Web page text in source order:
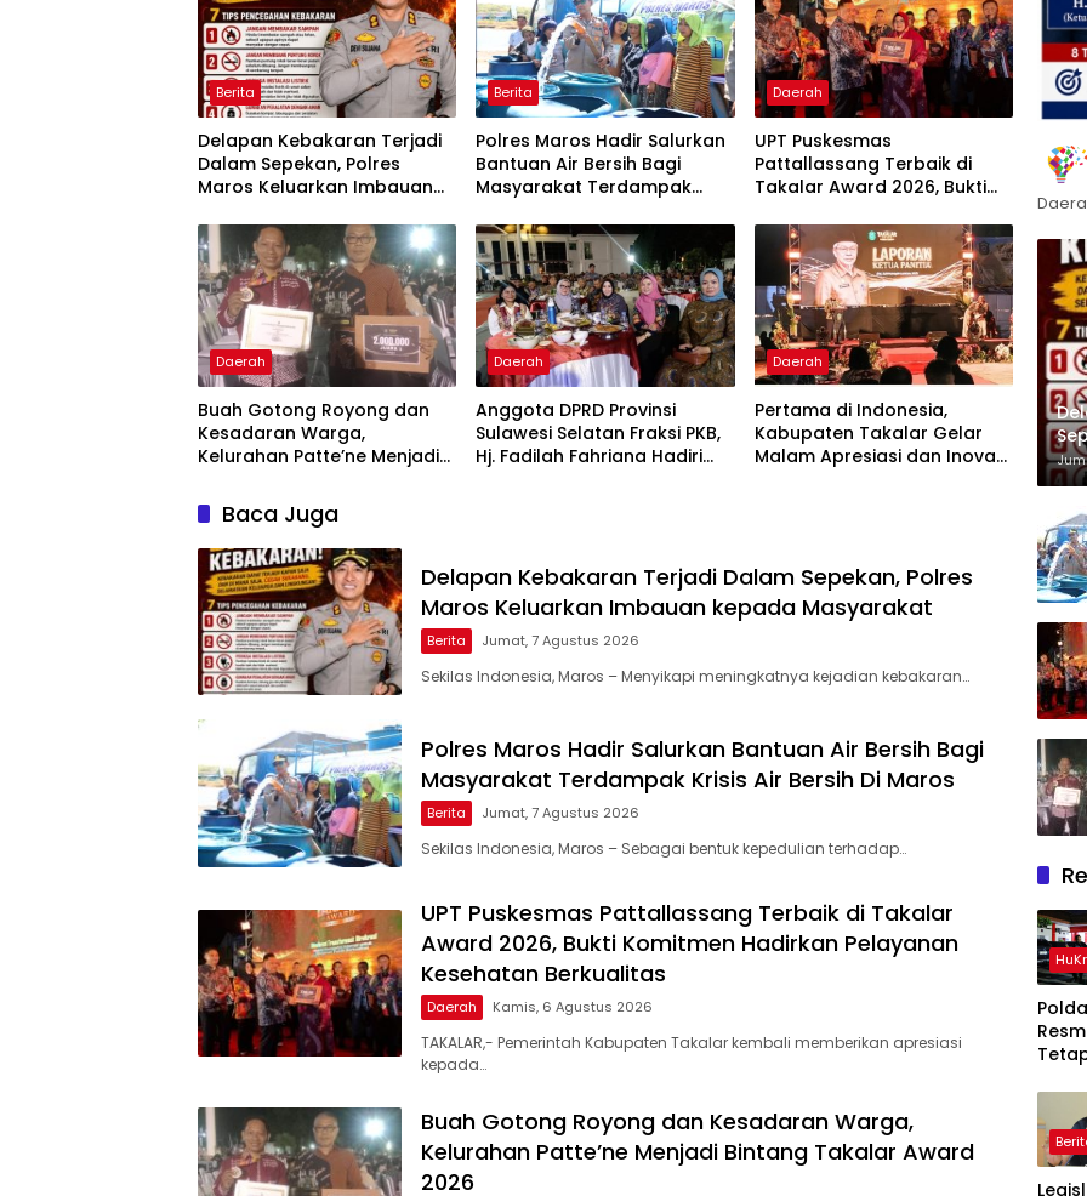
Berita
Delapan Kebakaran Terjadi
Dalam Sepekan, Polres
Maros Keluarkan Imbauan
Berita
Polres Maros Hadir Salurkan
Bantuan Air Bersih Bagi
Masyarakat Terdampak
Daerah
UPT Puskesmas
Pattallassang Terbaik di
Takalar Award 2026, Bukti
Pelayanan Kesehatan
Berkualitas
Daerah
Buah Gotong Royong dan
Kesadaran Warga,
Kelurahan Patte’ne Menjadi
Daerah
Anggota DPRD Provinsi
Sulawesi Selatan Fraksi PKB,
Hj. Fadilah Fahriana Hadiri
2026
Daerah
Pertama di Indonesia,
Kabupaten Takalar Gelar
Malam Apresiasi dan Inovasi
Baca Juga
Delapan Kebakaran Terjadi Dalam Sepekan, Polres
Maros Keluarkan Imbauan kepada Masyarakat
Berita Jumat, 7 Agustus 2026
Sekilas Indonesia, Maros – Menyikapi meningkatnya kejadian kebakaran…
Polres Maros Hadir Salurkan Bantuan Air Bersih Bagi
Masyarakat Terdampak Krisis Air Bersih Di Maros
Berita Jumat, 7 Agustus 2026
Sekilas Indonesia, Maros – Sebagai bentuk kepedulian terhadap…
UPT Puskesmas Pattallassang Terbaik di Takalar
Award 2026, Bukti Komitmen Hadirkan Pelayanan
Kesehatan Berkualitas
Daerah Kamis, 6 Agustus 2026
TAKALAR,- Pemerintah Kabupaten Takalar kembali memberikan apresiasi
kepada…
Buah Gotong Royong dan Kesadaran Warga,
Kelurahan Patte’ne Menjadi Bintang Takalar Award
2026
Ton